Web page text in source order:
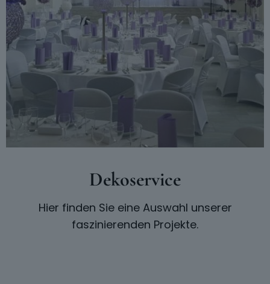
Dekoservice
Hier finden Sie eine Auswahl unserer
faszinierenden Projekte.